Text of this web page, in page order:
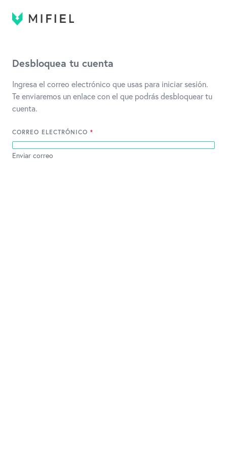
Desbloquea tu cuenta
Ingresa el correo electrónico que usas para iniciar sesión.
Te enviaremos un enlace con el que podrás desbloquear tu
cuenta.
CORREO ELECTRÓNICO *
Enviar correo